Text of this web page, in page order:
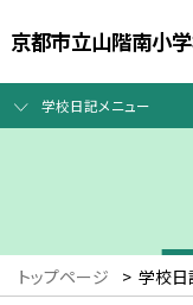
京都市立山階南小
学校日記メニュー
トップページ > 学校日